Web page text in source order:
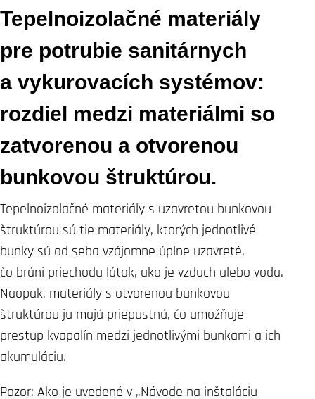
Tepelnoizolačné materiály
pre potrubie sanitárnych
a vykurovacích systémov:
rozdiel medzi materiálmi so
zatvorenou a otvorenou
bunkovou štruktúrou.
Tepelnoizolačné materiály s uzavretou bunkovou
štruktúrou sú tie materiály, ktorých jednotlivé
bunky sú od seba vzájomne úplne uzavreté,
čo bráni priechodu látok, ako je vzduch alebo voda.
Naopak, materiály s otvorenou bunkovou
štruktúrou ju majú priepustnú, čo umožňuje
prestup kvapalín medzi jednotlivými bunkami a ich
akumuláciu.
Pozor: Ako je uvedené v „Návode na inštaláciu